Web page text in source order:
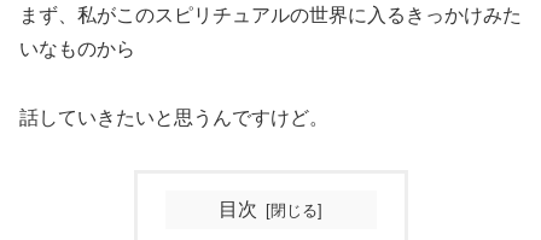
まず、私がこのスピリチュアルの世界に入るきっかけみた
いなものから
話していきたいと思うんですけど。
目次